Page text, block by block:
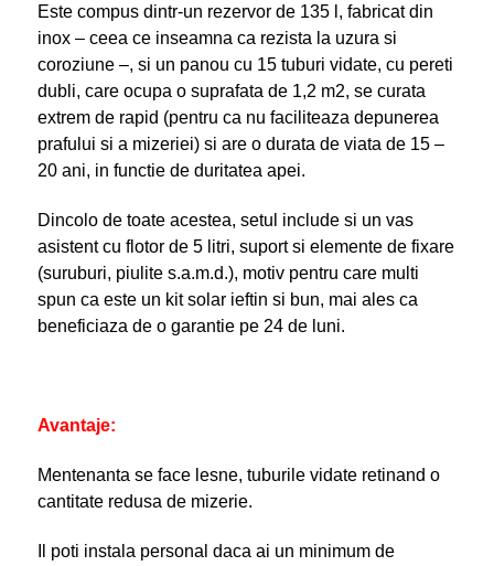
Este compus dintr-un rezervor de 135 l, fabricat din
inox – ceea ce inseamna ca rezista la uzura si
coroziune –, si un panou cu 15 tuburi vidate, cu pereti
dubli, care ocupa o suprafata de 1,2 m2, se curata
extrem de rapid (pentru ca nu faciliteaza depunerea
prafului si a mizeriei) si are o durata de viata de 15 –
20 ani, in functie de duritatea apei.
Dincolo de toate acestea, setul include si un vas
asistent cu flotor de 5 litri, suport si elemente de fixare
(suruburi, piulite s.a.m.d.), motiv pentru care multi
spun ca este un kit solar ieftin si bun, mai ales ca
beneficiaza de o garantie pe 24 de luni.
Avantaje:
Mentenanta se face lesne, tuburile vidate retinand o
cantitate redusa de mizerie.
Il poti instala personal daca ai un minimum de